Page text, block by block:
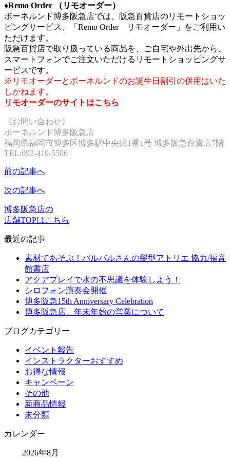
♦︎Remo Order （リモオーダー）
ボーネルンド博多阪急店では、阪急百貨店のリモートショッ
ピングサービス、「Remo Order リモオーダー」をご利用い
ただけます。
阪急百貨店で取り扱っている商品を、ご自宅や外出先から、
スマートフォンでご注文いただけるリモートショッピングサ
ービスです。
※リモオーダーとボーネルンドのお誕生日割引の併用はいた
しかねます。
リモオーダーのサイトはこちら
《お問い合わせ》
ボーネルンド博多阪急店
福岡県福岡市博多区博多駅中央街1番1号 博多阪急百貨店7階
TEL:092-419-5506
前の記事へ
次の記事へ
博多阪急店の
店舗TOPはこちら
最近の記事
素材であそぶ！バルバルさんの髪型アトリエ 協力/福音
館書店
アクアプレイで水の不思議を体験しよう！
シロフォン演奏会開催
博多阪急15th Anniversary Celebration
博多阪急店、年末年始の営業について
ブログカテゴリー
イベント報告
インストラクターおすすめ
お得な情報
キャンペーン
その他
新商品情報
未分類
カレンダー
2026年8月